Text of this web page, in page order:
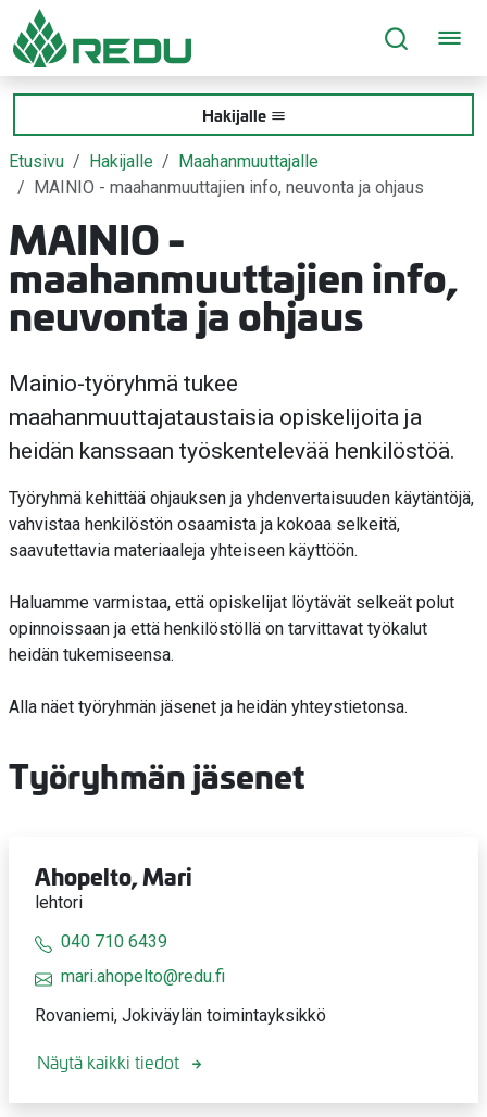
Siirry sivusisältöön
Hakijalle
Etusivu Hakijalle
Maahanmuuttajalle
MAINIO - maahanmuuttajien info, neuvonta ja ohjaus
MAINIO -
maahanmuuttajien info,
neuvonta ja ohjaus
Mainio-työryhmä tukee
maahanmuuttajataustaisia opiskelijoita ja
heidän kanssaan työskentelevää henkilöstöä.
Työryhmä kehittää ohjauksen ja yhdenvertaisuuden käytäntöjä,
vahvistaa henkilöstön osaamista ja kokoaa selkeitä,
saavutettavia materiaaleja yhteiseen käyttöön.
Haluamme varmistaa, että opiskelijat löytävät selkeät polut
opinnoissaan ja että henkilöstöllä on tarvittavat työkalut
heidän tukemiseensa.
Alla näet työryhmän jäsenet ja heidän yhteystietonsa.
Työryhmän jäsenet
Ahopelto, Mari
lehtori
040 710 6439
mari.ahopelto@redu.fi
Rovaniemi, Jokiväylän toimintayksikkö
Näytä kaikki tiedot